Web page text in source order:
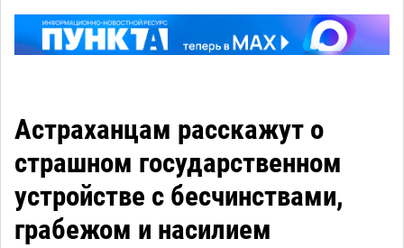
Астраханцам расскажут о
страшном государственном
устройстве с бесчинствами,
грабежом и насилием